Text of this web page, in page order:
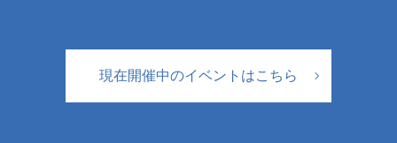
現在開催中のイベントはこちら